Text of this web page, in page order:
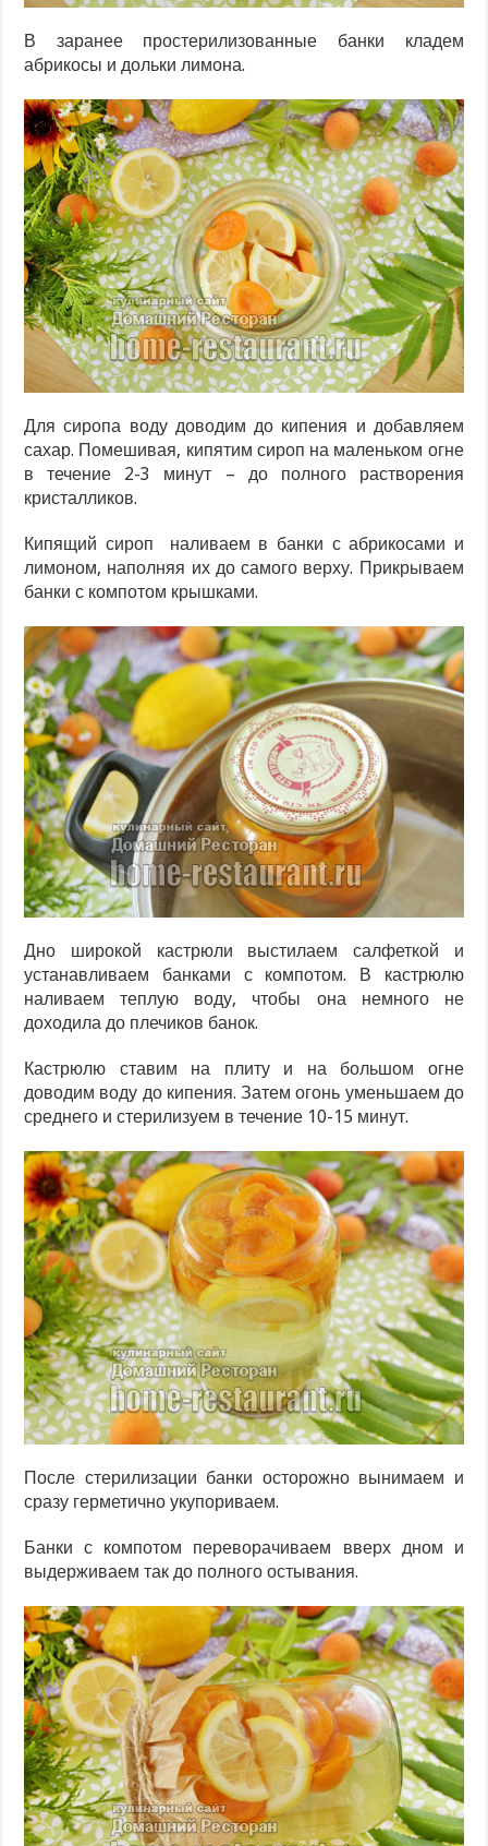
В заранее простерилизованные банки кладем
абрикосы и дольки лимона.
Для сиропа воду доводим до кипения и добавляем
сахар. Помешивая, кипятим сироп на маленьком огне
в течение 2-3 минут – до полного растворения
кристалликов.
Кипящий сироп наливаем в банки с абрикосами и
лимоном, наполняя их до самого верху. Прикрываем
банки с компотом крышками.
Дно широкой кастрюли выстилаем салфеткой и
устанавливаем банками с компотом. В кастрюлю
наливаем теплую воду, чтобы она немного не
доходила до плечиков банок.
Кастрюлю ставим на плиту и на большом огне
доводим воду до кипения. Затем огонь уменьшаем до
среднего и стерилизуем в течение 10-15 минут.
После стерилизации банки осторожно вынимаем и
сразу герметично укупориваем.
Банки с компотом переворачиваем вверх дном и
выдерживаем так до полного остывания.